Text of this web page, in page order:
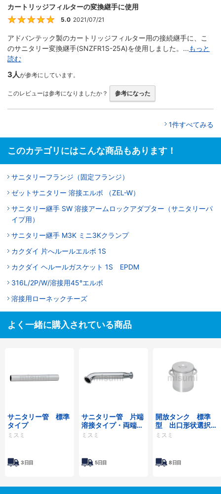
カートリッジフィルターの変換継手に使用
5.0 2021/07/21
アドバンテック製のカートリッジフィルター用の接続継手に、こ
のサニタリー変換継手(SNZFR1S-25A)を使用しました。...もっと
読む
3人が参考にしています。
このレビューは参考になりましたか？ 参考になった
1件すべてみる
このカテゴリにはこんな商品もあります！
サニタリーフランジ（固定フランジ）
ゼットサニタリー 溶接エルボ （ZEL-W）
サニタリー継手 SW 溶接アームロックアダプター（サニタリーパ
イプ用）
サニタリー継手 M3K ミニ3Kクランプ
カクダイ 片へルールエルボ 1S
カクダイ ヘルールガスケット 1S EPDM
316L/2P/W/溶接用45°エルボ
溶接用ローネックチーズ
よく一緒に購入されている商品
サニタリー管 標準
タイプ
ミスミ
3日目
サニタリー管 片端
溶接タイプ・両端溶
接タイプ
ミスミ
5日目
開放タンク 標準
型 出口形状選択タ
イプ －下排出/横
ミスミ
8日目